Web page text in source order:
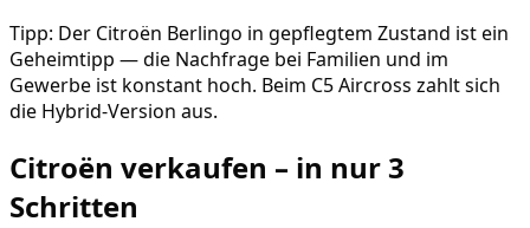
Tipp: Der Citroën Berlingo in gepflegtem Zustand ist ein
Geheimtipp — die Nachfrage bei Familien und im
Gewerbe ist konstant hoch. Beim C5 Aircross zahlt sich
die Hybrid-Version aus.
Citroën verkaufen – in nur 3
Schritten